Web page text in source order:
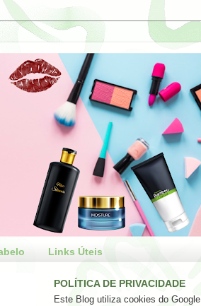
Links Úteis
POLÍTICA DE PRIVACIDADE
Este Blog utiliza cookies do Google